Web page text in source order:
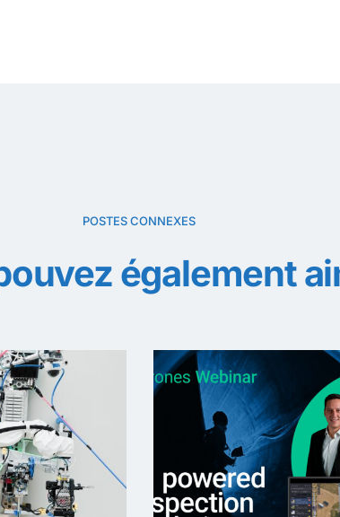
POSTES CONNEXES
également